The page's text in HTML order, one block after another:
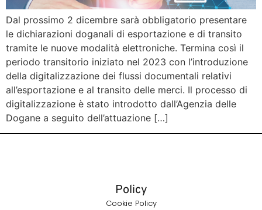
Dal prossimo 2 dicembre sarà obbligatorio presentare
le dichiarazioni doganali di esportazione e di transito
tramite le nuove modalità elettroniche. Termina così il
periodo transitorio iniziato nel 2023 con l’introduzione
della digitalizzazione dei flussi documentali relativi
all’esportazione e al transito delle merci. Il processo di
digitalizzazione è stato introdotto dall’Agenzia delle
Dogane a seguito dell’attuazione […]
Policy
Cookie Policy